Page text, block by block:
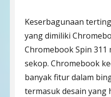
Keserbagunaan
yang dimiliki
Chromebook Spin 311
sekop. Chromebook
banyak fitur dalam
termasuk desain yang